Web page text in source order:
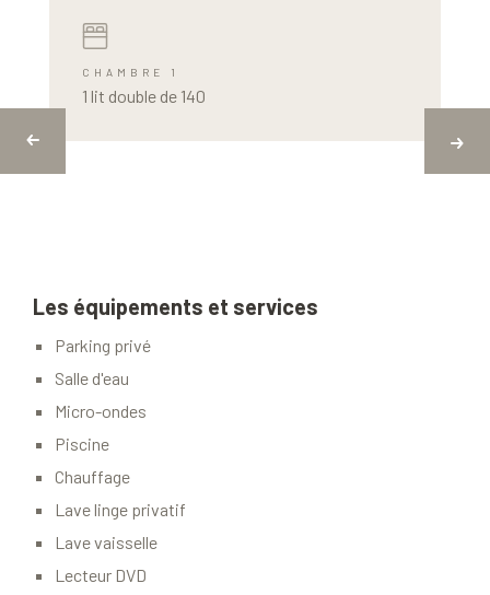
CHAMBRE 1
1 lit double de 140
Les équipements et services
Parking privé
Salle d'eau
Micro-ondes
Piscine
Chauffage
Lave linge privatif
Lave vaisselle
Lecteur DVD